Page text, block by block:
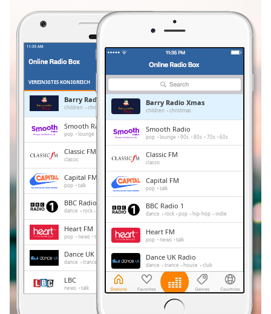
live,
currently
behind
LIVE
Chapters
Chapters
Descriptions
descriptions
off,
selected
subtitles
VEREINIGTES KÖNIGREICH
Barry Radio Xmas
children christmas
Smooth Radio
pop lounge 80s 70s 60s
Classic FM
classic
Capital FM
pop talk
BBC Radio 1
dance rock hip-hop indie
Heart FM
pop news talk
Dance UK Radio
dance trance house club
LBC
news talk
Gold Radio
Barry Radio Xmas
children christmas
Smooth Radio
pop lounge 90s 80s 70s 60s
Classic FM
classic
Capital FM
pop talk
BBC Radio 1
dance rock pop hip-hop indie
Heart FM
pop news talk
Dance UK Radio
dance trance house club
LBC
news talk
Gold Radio